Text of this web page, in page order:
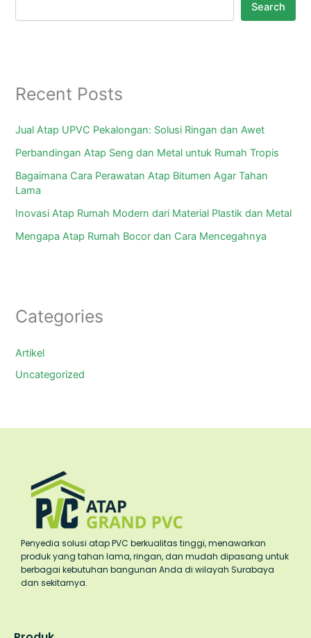
Search
Recent Posts
Jual Atap UPVC Pekalongan: Solusi Ringan dan Awet
Perbandingan Atap Seng dan Metal untuk Rumah Tropis
Bagaimana Cara Perawatan Atap Bitumen Agar Tahan
Lama
Inovasi Atap Rumah Modern dari Material Plastik dan Metal
Mengapa Atap Rumah Bocor dan Cara Mencegahnya
Categories
Artikel
Uncategorized
Penyedia solusi atap PVC berkualitas tinggi, menawarkan
produk yang tahan lama, ringan, dan mudah dipasang untuk
berbagai kebutuhan bangunan Anda di wilayah Surabaya
dan sekitarnya.